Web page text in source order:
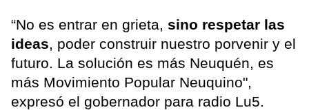
“No es entrar en grieta, sino respetar las
ideas, poder construir nuestro porvenir y el
futuro. La solución es más Neuquén, es
más Movimiento Popular Neuquino",
expresó el gobernador para radio Lu5.